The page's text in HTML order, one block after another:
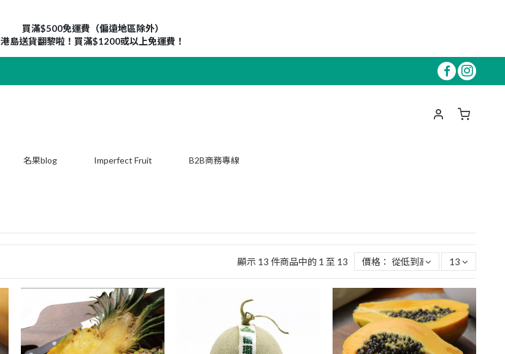
買滿$500免運費（偏遠地區除外）
港島送貨翻黎啦！買滿$1200或以上免運費！
名果blog Imperfect Fruit B2B商務專線
顯示 13 件商品中的 1 至 13 價格： 從低到高 13